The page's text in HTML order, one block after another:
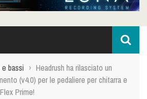
bassi › Headrush ha rilasciato un
(v4.0) per le pedaliere per chitarra e
Prime!